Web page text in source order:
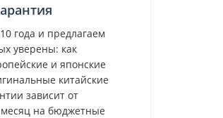
года и предлагаем
уверены: как
и японские
китайские
зависит от
на бюджетные